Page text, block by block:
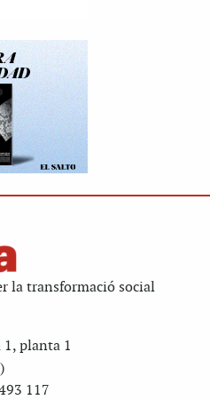
la transformació social
1, planta 1
117